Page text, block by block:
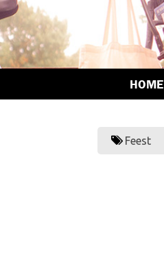
HOME
Feest